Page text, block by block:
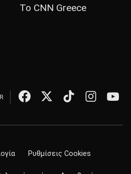
Το CNN Greece
Ρυθμίσεις Cookies